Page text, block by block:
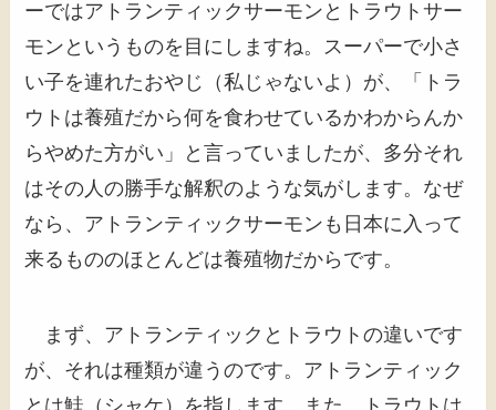
ーではアトランティックサーモンとトラウトサー
モンというものを目にしますね。スーパーで小さ
い子を連れたおやじ（私じゃないよ）が、「トラ
ウトは養殖だから何を食わせているかわからんか
らやめた方がい」と言っていましたが、多分それ
はその人の勝手な解釈のような気がします。なぜ
なら、アトランティックサーモンも日本に入って
来るもののほとんどは養殖物だからです。
まず、アトランティックとトラウトの違いです
が、それは種類が違うのです。アトランティック